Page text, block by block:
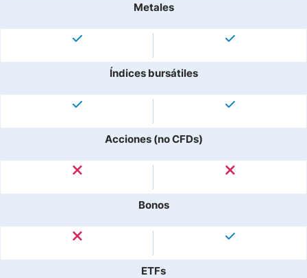
Metales
Índices bursátiles
Acciones (no CFDs)
Bonos
ETFs